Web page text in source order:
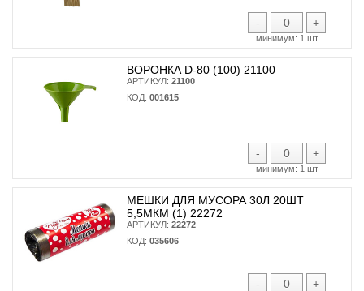
- +
минимум: 1 шт
ВОРОНКА D-80 (100) 21100
АРТИКУЛ: 21100
КОД: 001615
- +
минимум: 1 шт
МЕШКИ ДЛЯ МУСОРА 30Л 20ШТ
5,5МКМ (1) 22272
АРТИКУЛ: 22272
КОД: 035606
- +